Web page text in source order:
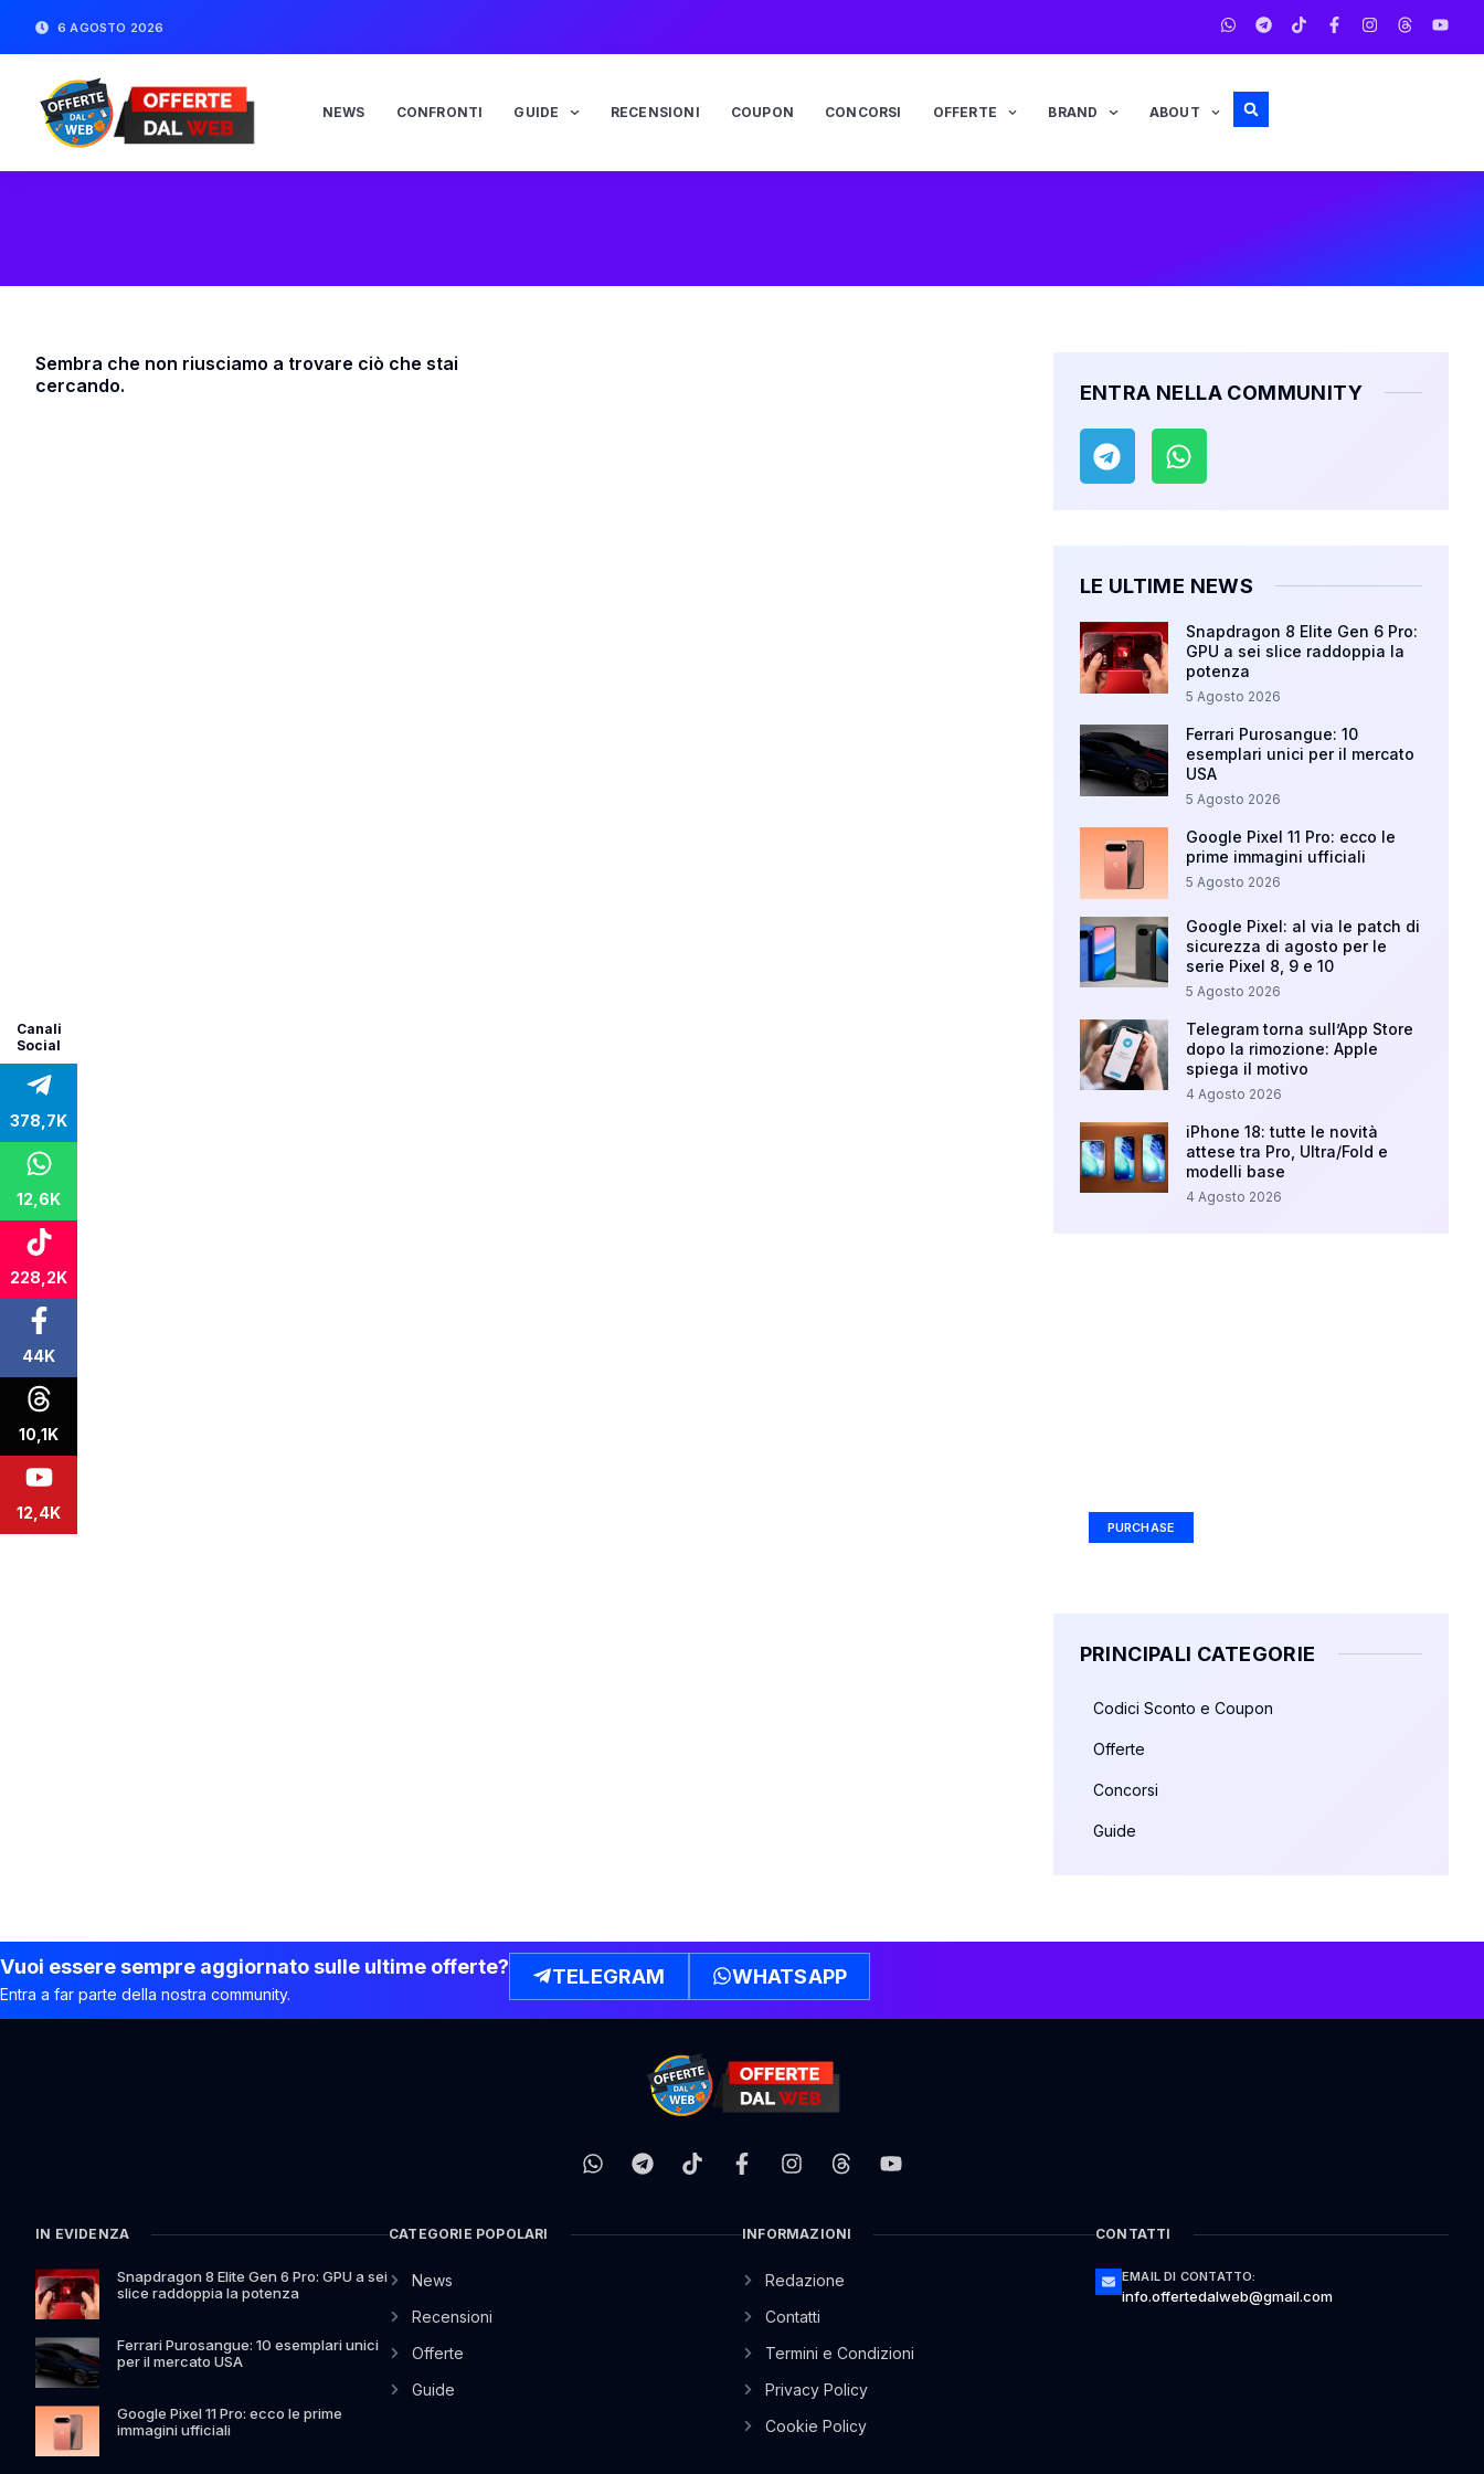
6 AGOSTO 2026
NEWS CONFRONTI GUIDE RECENSIONI COUPON CONCORSI OFFERTE BRAND ABOUT
Canali
Social
378,7K
12,6K
228,2K
44K
10,1K
12,4K
Sembra che non riusciamo a trovare ciò che stai
cercando.
ENTRA NELLA COMMUNITY
LE ULTIME NEWS
Snapdragon 8 Elite Gen 6 Pro:
GPU a sei slice raddoppia la
potenza
5 Agosto 2026
Ferrari Purosangue: 10
esemplari unici per il mercato
USA
5 Agosto 2026
Google Pixel 11 Pro: ecco le
prime immagini ufficiali
5 Agosto 2026
Google Pixel: al via le patch di
sicurezza di agosto per le
serie Pixel 8, 9 e 10
5 Agosto 2026
Telegram torna sull’App Store
dopo la rimozione: Apple
spiega il motivo
4 Agosto 2026
iPhone 18: tutte le novità
attese tra Pro, Ultra/Fold e
modelli base
4 Agosto 2026
PURCHASE
PRINCIPALI CATEGORIE
Codici Sconto e Coupon
Offerte
Concorsi
Guide
Vuoi essere sempre aggiornato sulle ultime offerte?
Entra a far parte della nostra community.
TELEGRAM WHATSAPP
IN EVIDENZA
Snapdragon 8 Elite Gen 6 Pro: GPU a sei
slice raddoppia la potenza
Ferrari Purosangue: 10 esemplari unici
per il mercato USA
Google Pixel 11 Pro: ecco le prime
immagini ufficiali
CATEGORIE POPOLARI
News
Recensioni
Offerte
Guide
INFORMAZIONI
Redazione
Contatti
Termini e Condizioni
Privacy Policy
Cookie Policy
CONTATTI
EMAIL DI CONTATTO:
info.offertedalweb@gmail.com